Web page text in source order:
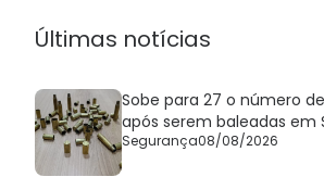
Últimas notícias
Sobe para 27 o número
após serem baleadas em
Segurança08/08/2026